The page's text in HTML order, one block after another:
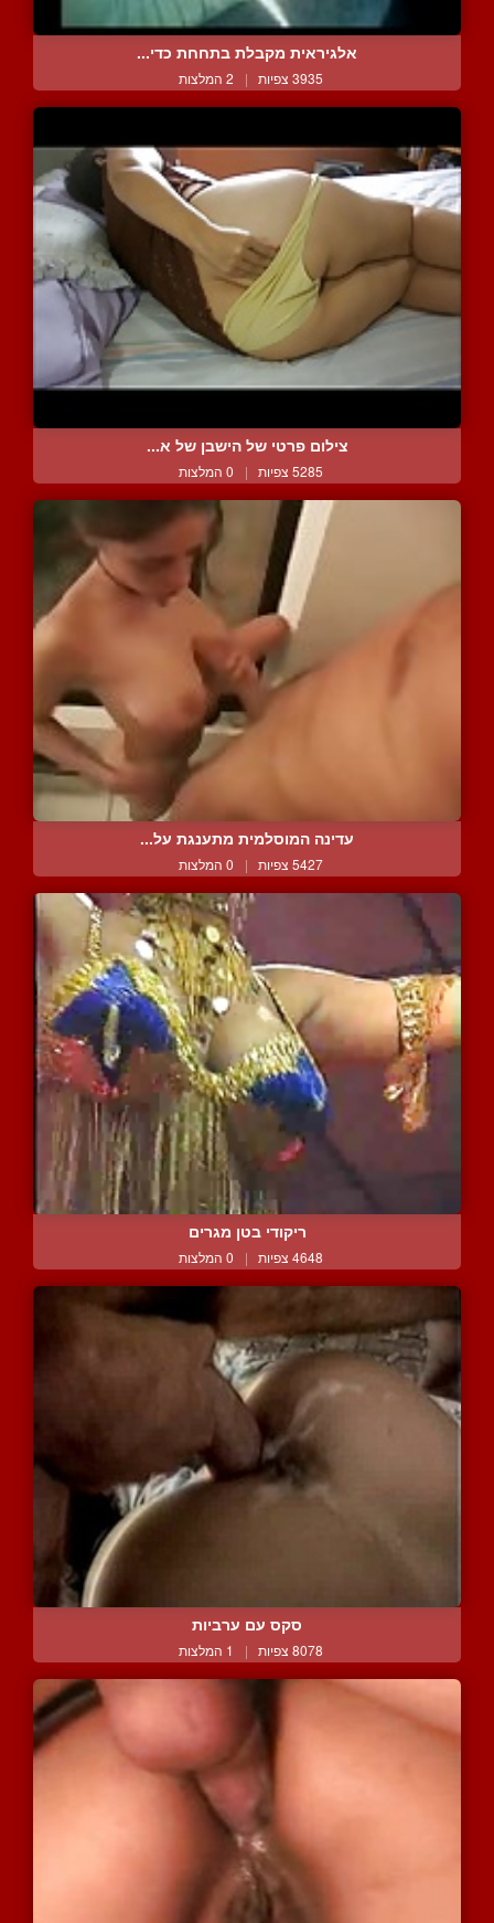
אלגיראית מקבלת בתחחת כדי...
3935 צפיות | 2 המלצות
צילום פרטי של הישבן של א...
5285 צפיות | 0 המלצות
עדינה המוסלמית מתענגת על...
5427 צפיות | 0 המלצות
ריקודי בטן מגרים
4648 צפיות | 0 המלצות
סקס עם ערביות
8078 צפיות | 1 המלצות